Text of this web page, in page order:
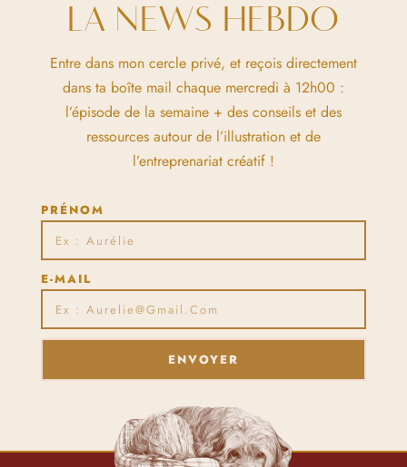
LA NEWS HEBDO
Entre dans mon cercle privé, et reçois directement
dans ta boîte mail chaque mercredi à 12h00 :
l’épisode de la semaine + des conseils et des
ressources autour de l’illustration et de
l’entreprenariat créatif !
PRÉNOM
E-MAIL
ENVOYER